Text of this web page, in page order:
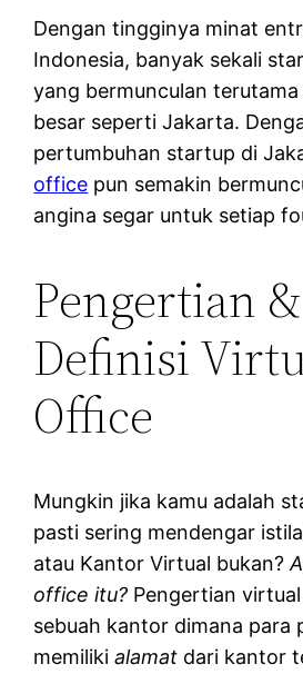
Dengan tingginya minat
Indonesia, banyak sekali
yang bermunculan
besar seperti Jakarta.
pertumbuhan startup di
office pun semakin
angina segar untuk setiap
Pengertian &
Definisi
Office
Mungkin jika kamu adalah
pasti sering mendengar
atau Kantor Virtual bukan?
office itu? Pengertian
sebuah kantor dimana para
memilikialamat dari kantor